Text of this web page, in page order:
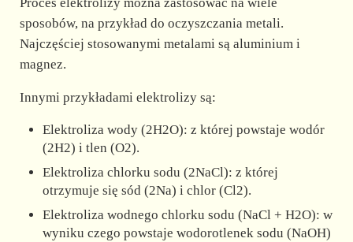
sposobów, na przykład do oczyszczania metali.
Najczęściej stosowanymi metalami są aluminium i
magnez.
Innymi przykładami elektrolizy są:
Elektroliza wody (2H2O): z której powstaje wodór
(2H2) i tlen (O2).
Elektroliza chlorku sodu (2NaCl): z której
otrzymuje się sód (2Na) i chlor (Cl2).
Elektroliza wodnego chlorku sodu (NaCl + H2O): w
wyniku czego powstaje wodorotlenek sodu (NaOH)